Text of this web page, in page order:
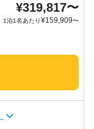
¥319,817〜
1泊1名あたり¥159,909〜